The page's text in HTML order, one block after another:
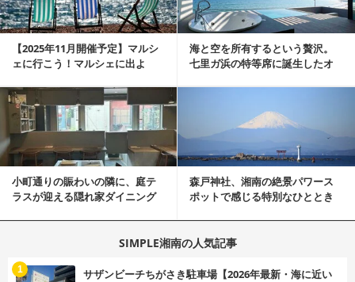
【2025年11月開催予定】マルシ
ェに行こう！マルシェに出よ
海と空を所有するという贅沢。
七里ガ浜の特等席に誕生したオ
小町通りの賑わいの隣に、庭テ
ラスが迎える隠れ家ダイニング
森戸神社、湘南の絶景パワース
ポットで感じる特別なひととき
記事を読む
SIMPLE湘南の人気記事
サザンビーチちがさき駐車場【2026年最新・海に近い
1